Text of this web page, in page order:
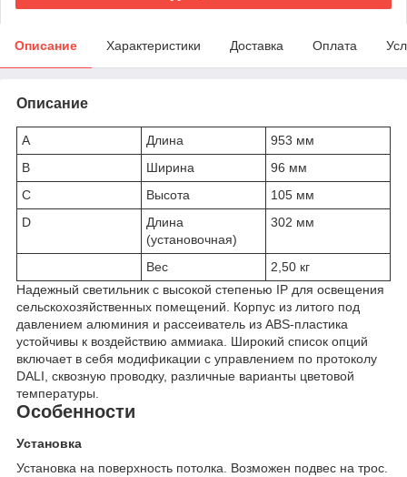
Описание Характеристики Доставка Оплата
Описание
A Длина
953 мм
B
Ширина
96 мм
C
Высота
105 мм
D
Длина
(установочная)
302 мм
Вес
2,50 кг
Надежный светильник с высокой степенью IP для освещения
сельскохозяйственных помещений. Корпус из литого под
давлением алюминия и рассеиватель из ABS-пластика
устойчивы к воздействию аммиака. Широкий список опций
включает в себя модификации с управлением по протоколу
DALI, сквозную проводку, различные варианты цветовой
температуры.
Особенности
Установка
Установка на поверхность потолка. Возможен подвес на трос.